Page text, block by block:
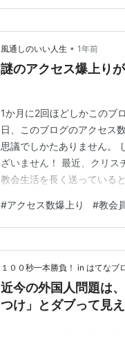
風通しのいい人生 • 1年前
謎のアクセス爆上り
1か月に2回ほどしかこのブ
日、このブログのアクセス
思議でしかたありません。
ざいません！ 最近、クリス
教会生活を長く送っている
しみじみ思っております。
き合える方たちでしょう！
#アクセス数爆上り #教会
１００秒一本勝負！ in はてなブ
近今の外国人問題は
つけ」とダブって見